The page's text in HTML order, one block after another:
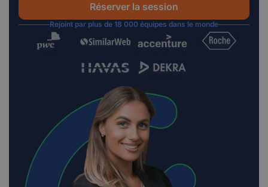
Réserver la session
Rejoint par plus de 18 000 équipes dans le monde